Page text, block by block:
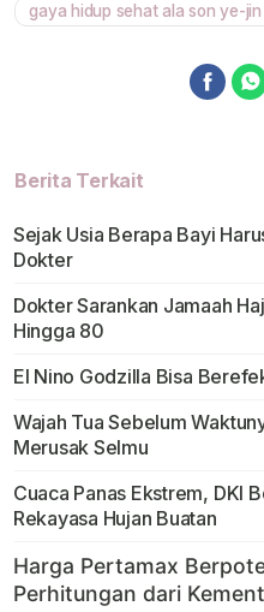
gaya hidup sehat ala son ye-jin
Berita Terkait
Sejak Usia Berapa Bayi
Dokter
Dokter Sarankan Jamaah
Hingga 80
El Nino Godzilla Bisa
Wajah Tua Sebelum
Merusak Selmu
Cuaca Panas Ekstrem, DKI
Rekayasa Hujan Buatan